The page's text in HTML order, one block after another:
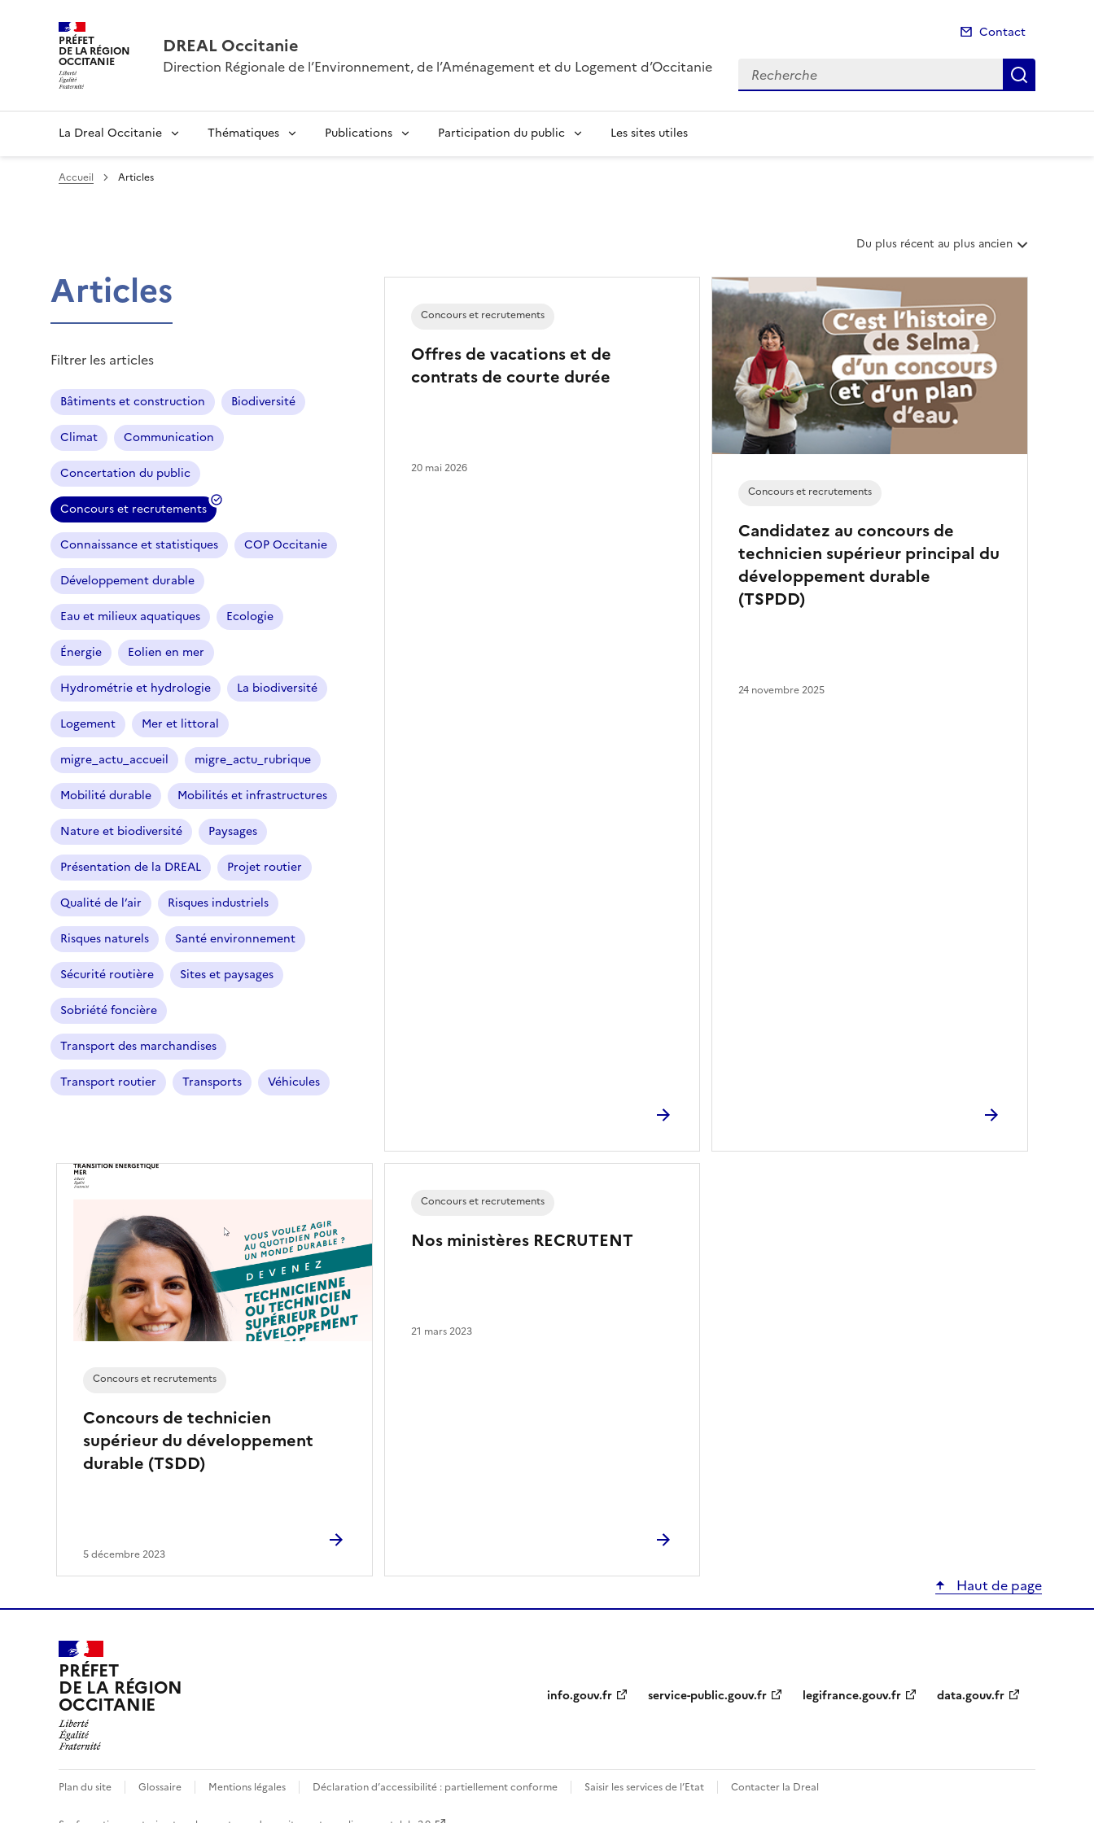
PRÉFET
DE LA RÉGION
OCCITANIE
DREAL Occitanie
Direction Régionale de l’Environnement, de l’Aménagement et du Logement d’Occitanie
Contact
Recherche
La Dreal Occitanie Thématiques Publications Participation du public Les sites utiles
Accueil Articles
T
i
e
r
l
s
r
t
i
l
s
Du plus récent au plus ancien
Articles
Filtrer les articles
Bâtiments et construction Biodiversité
Climat Communication
Concertation du public
Concours et recrutements
(
f
i
l
t
r
e
s
é
l
e
c
t
i
o
n
n
é
)
Connaissance et statistiques COP Occitanie
Développement durable
Eau et milieux aquatiques Ecologie
Énergie Eolien en mer
Hydrométrie et hydrologie La biodiversité
Logement Mer et littoral
migre_actu_accueil migre_actu_rubrique
Mobilité durable Mobilités et infrastructures
Nature et biodiversité Paysages
Présentation de la DREAL Projet routier
Qualité de l’air Risques industriels
Risques naturels Santé environnement
Sécurité routière Sites et paysages
Sobriété foncière
Transport des marchandises
Transport routier Transports Véhicules
Offres de vacations et de
contrats de courte durée
Concours et recrutements
20 mai 2026
Candidatez au concours de
technicien supérieur principal du
développement durable
(TSPDD)
Concours et recrutements
24 novembre 2025
Concours de technicien
supérieur du développement
durable (TSDD)
Concours et recrutements
5 décembre 2023
Nos ministères RECRUTENT
Concours et recrutements
21 mars 2023
Haut de page
PRÉFET
DE LA RÉGION
OCCITANIE info.gouv.fr service-public.gouv.fr legifrance.gouv.fr data.gouv.fr
Plan du site Glossaire Mentions légales Déclaration d’accessibilité : partiellement conforme Saisir les services de l’Etat Contacter la Dreal